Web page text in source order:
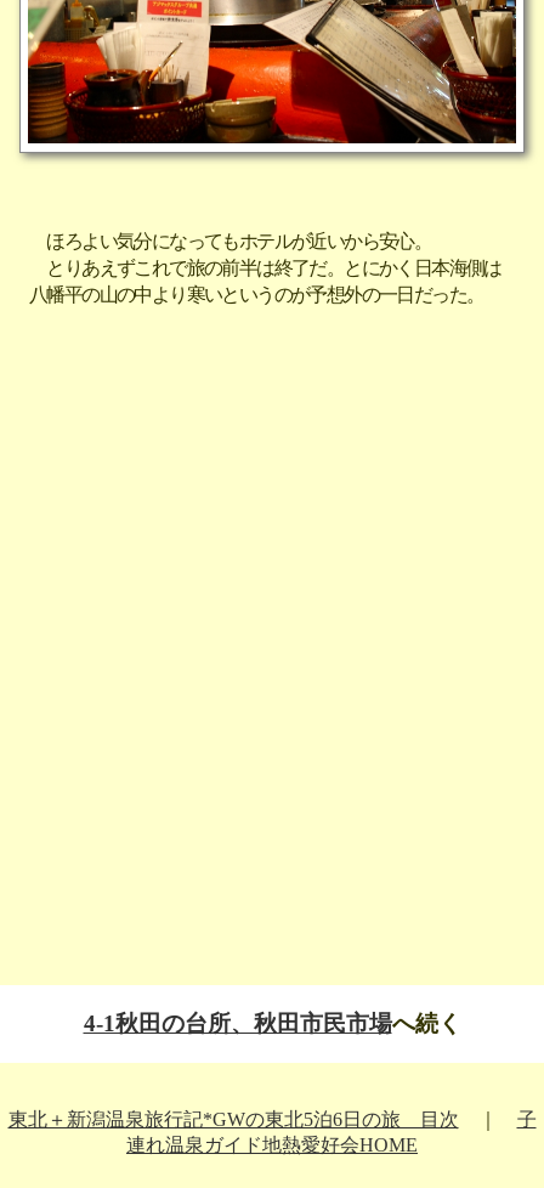
ほろよい気分になってもホテルが近いから安心。
とりあえずこれで旅の前半は終了だ。とにかく日本海側は
八幡平の山の中より寒いというのが予想外の一日だった。
4-1秋田の台所、秋田市民市場へ続く
東北＋新潟温泉旅行記*GWの東北5泊6日の旅 目次
子
連れ温泉ガイド地熱愛好会HOME